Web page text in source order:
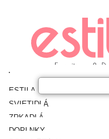
ESTILA NÁBYTOK
SVIETIDLÁ
ZRKADLÁ
DOPLNKY